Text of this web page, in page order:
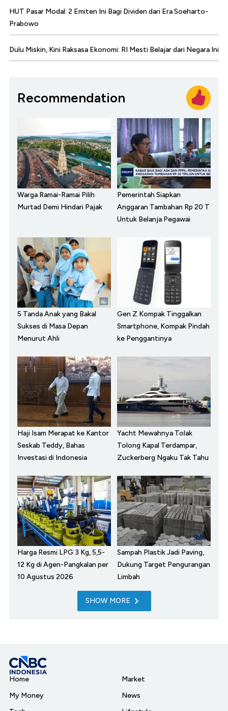
HUT Pasar Modal: 2 Emiten Ini Bagi Dividen dari Era Soeharto-
Prabowo
Dulu Miskin, Kini Raksasa Ekonomi: RI Mesti Belajar dari Negara Ini
Recommendation
Warga Ramai-Ramai Pilih
Murtad Demi Hindari Pajak
Pemerintah Siapkan
Anggaran Tambahan Rp 20 T
Untuk Belanja Pegawai
5 Tanda Anak yang Bakal
Sukses di Masa Depan
Menurut Ahli
Gen Z Kompak Tinggalkan
Smartphone, Kompak Pindah
ke Penggantinya
Haji Isam Merapat ke Kantor
Seskab Teddy, Bahas
Investasi di Indonesia
Yacht Mewahnya Tolak
Tolong Kapal Terdampar,
Zuckerberg Ngaku Tak Tahu
Harga Resmi LPG 3 Kg, 5,5-
12 Kg di Agen-Pangkalan per
10 Agustus 2026
Sampah Plastik Jadi Paving,
Dukung Target Pengurangan
Limbah
SHOW MORE
Home
My Money
Market
News